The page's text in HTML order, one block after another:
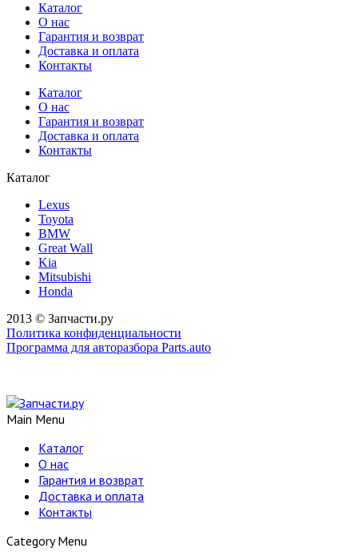
Каталог
О нас
Гарантия и возврат
Доставка и оплата
Контакты
Каталог
О нас
Гарантия и возврат
Доставка и оплата
Контакты
Каталог
Lexus
Toyota
BMW
Great Wall
Kia
Mitsubishi
Honda
2013 © Запчасти.ру
Политика конфиденциальности
Программа для авторазбора Parts.auto
Main Menu
Каталог
О нас
Гарантия и возврат
Доставка и оплата
Контакты
Category Menu